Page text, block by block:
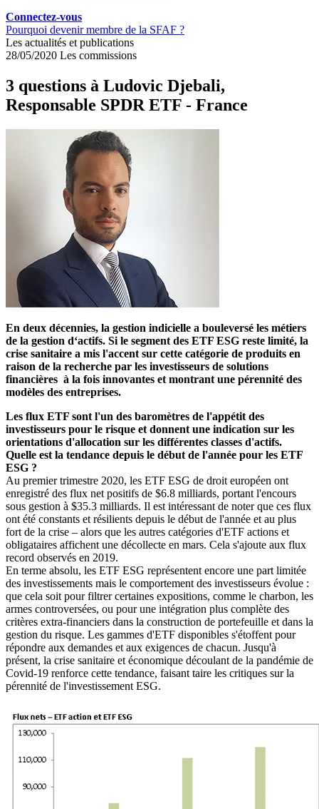
Connectez-vous
Pourquoi devenir membre de la SFAF ?
Les actualités et publications
28/05/2020 Les commissions
3 questions à Ludovic Djebali,
Responsable SPDR ETF - France
En deux décennies, la gestion indicielle a bouleversé les métiers
de la gestion d‘actifs. Si le segment des ETF ESG reste limité, la
crise sanitaire a mis l'accent sur cette catégorie de produits en
raison de la recherche par les investisseurs de solutions
financières à la fois innovantes et montrant une pérennité des
modèles des entreprises.
Les flux ETF sont l'un des baromètres de l'appétit des
investisseurs pour le risque et donnent une indication sur les
orientations d'allocation sur les différentes classes d'actifs.
Quelle est la tendance depuis le début de l'année pour les ETF
ESG ?
Au premier trimestre 2020, les ETF ESG de droit européen ont
enregistré des flux net positifs de $6.8 milliards, portant l'encours
sous gestion à $35.3 milliards. Il est intéressant de noter que ces flux
ont été constants et résilients depuis le début de l'année et au plus
fort de la crise – alors que les autres catégories d'ETF actions et
obligataires affichent une décollecte en mars. Cela s'ajoute aux flux
record observés en 2019.
En terme absolu, les ETF ESG représentent encore une part limitée
des investissements mais le comportement des investisseurs évolue :
que cela soit pour filtrer certaines expositions, comme le charbon, les
armes controversées, ou pour une intégration plus complète des
critères extra-financiers dans la construction de portefeuille et dans la
gestion du risque. Les gammes d'ETF disponibles s'étoffent pour
répondre aux demandes et aux exigences de chacun. Jusqu'à
présent, la crise sanitaire et économique découlant de la pandémie de
Covid-19 renforce cette tendance, faisant taire les critiques sur la
pérennité de l'investissement ESG.